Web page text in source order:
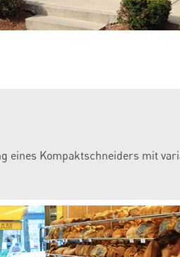
eines Kompaktschneiders mit